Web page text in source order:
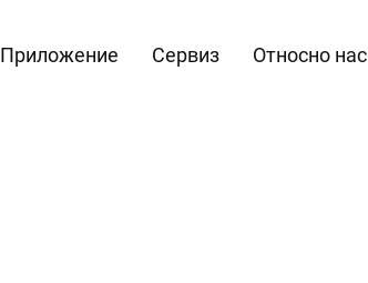
Приложение Сервиз Относно нас